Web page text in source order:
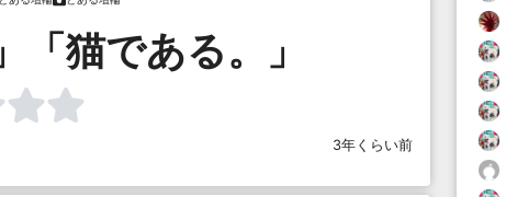
「猫である。」
3年くらい前